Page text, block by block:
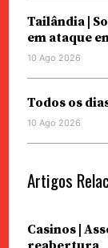
Tailândia |
em ataque
10 Ago 2026
Todos os
10 Ago 2026
Artigos
Casinos |